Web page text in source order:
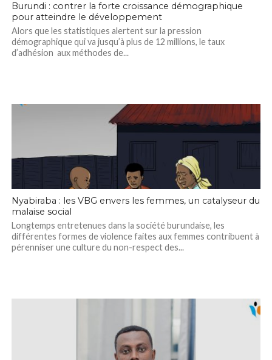
Burundi : contrer la forte croissance démographique
pour atteindre le développement
Alors que les statistiques alertent sur la pression
démographique qui va jusqu’à plus de 12 millions, le taux
d’adhésion aux méthodes de...
Nyabiraba : les VBG envers les femmes, un catalyseur du
malaise social
Longtemps entretenues dans la société burundaise, les
différentes formes de violence faites aux femmes contribuent à
pérenniser une culture du non-respect des...